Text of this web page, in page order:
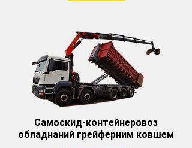
Самоскид-контейнеровоз
обладнаний грейферним ковшем